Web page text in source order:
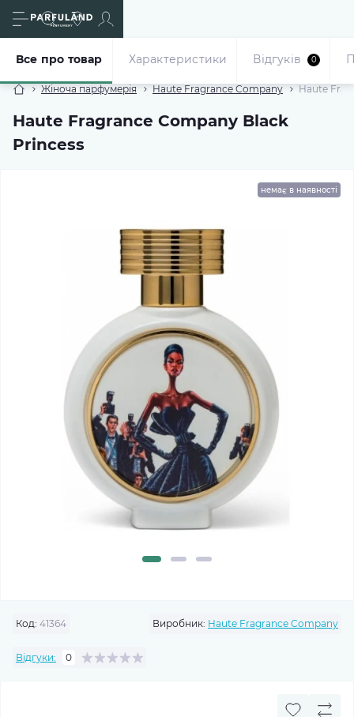
Жіноча парфумерія Haute Fragrance Company Haute
Haute Fragrance Company Black
Princess
Все про товар Характеристики Відгуків 0
немає в наявності
Код: 41364 Виробник: Haute Fragrance Company
Відгуки: 0